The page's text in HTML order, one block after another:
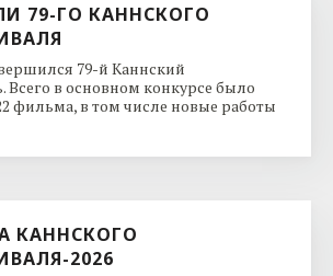
79-ГО КАННСКОГО
79-й Каннский
Всего в основном конкурсе было
фильма, в том числе новые работы
КАННСКОГО
2026